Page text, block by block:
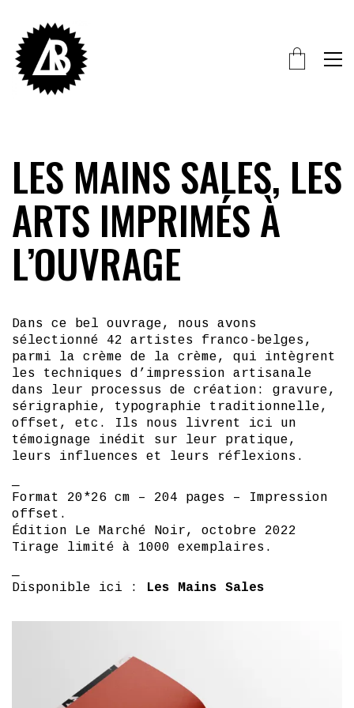
LES MAINS SALES, LES
ARTS IMPRIMÉS À
L’OUVRAGE
Dans ce bel ouvrage, nous avons
sélectionné 42 artistes franco-belges,
parmi la crème de la crème, qui intègrent
les techniques d’impression artisanale
dans leur processus de création: gravure,
sérigraphie, typographie traditionnelle,
offset, etc. Ils nous livrent ici un
témoignage inédit sur leur pratique,
leurs influences et leurs réflexions.
Format 20*26 cm – 204 pages – Impression
offset.
Édition Le Marché Noir, octobre 2022
Tirage limité à 1000 exemplaires.
Disponible ici :
Les Mains Sales